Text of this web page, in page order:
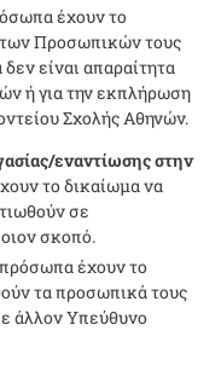
έχουν το
των Προσωπικών τους
είναι απαραίτητα
ή για την εκπλήρωση
Σχολής Αθηνών.
εναντίωσης στην
το δικαίωμα να
σε
σκοπό.
έχουν το
τα προσωπικά τους
άλλον Υπεύθυνο